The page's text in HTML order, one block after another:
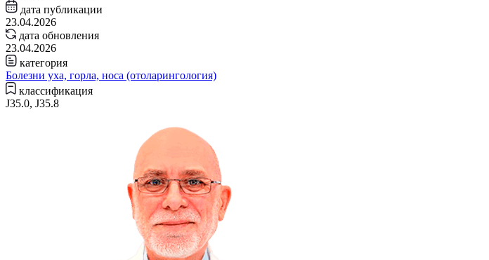
дата публикации
23.04.2026
дата обновления
23.04.2026
категория
Болезни уха, горла, носа (отоларингология)
классификация
J35.0, J35.8